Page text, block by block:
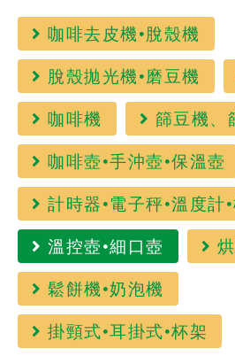
咖啡去皮機•脫殼機
脫殼拋光機•磨豆機
咖啡機
篩豆機、
咖啡壺•手沖壺•保溫壺
計時器•電子秤•溫度計
溫控壺•細口壺
鬆餅機•奶泡機
掛頸式•耳掛式•杯架